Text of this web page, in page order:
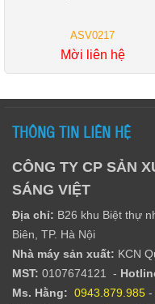
ASV0217
Mời liên hệ
THÔNG TIN LIÊN HỆ
CÔNG TY CP SẢN
SÁNG VIỆT
Địa chỉ: B26 khu Biệt thự
Biên, TP. Hà Nội
Nhà máy sản xuất: KCN
MST: 0107674121 -
Ms. Hằng: 0943.879.985 -